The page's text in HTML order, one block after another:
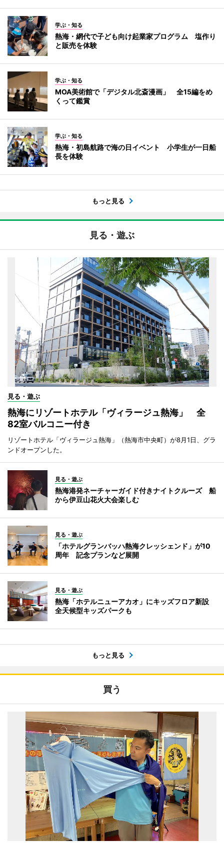
学ぶ・知る
熱海・網代で子ども向け起業家プログラム 塩作り
と販売を体験
学ぶ・知る
MOA美術館で「デジタル北斎漫画」 全15編をめ
くって鑑賞
学ぶ・知る
熱海・初島航路で海の日イベント 小学生が一日船
長を体験
もっと見る
見る・遊ぶ
見る・遊ぶ
熱海にリゾートホテル「ヴィラージュ熱海」 全
82室バルコニー付き
リゾートホテル「ヴィラージュ熱海」（熱海市中央町）が8月1日、グラ
ンドオープンした。
見る・遊ぶ
熱海港発ネーチャーガイド付きナイトクルーズ 船
から伊豆山花火大会楽しむ
見る・遊ぶ
「ホテルグランバッハ熱海クレッシェンド」が10
周年 記念プランなど展開
見る・遊ぶ
熱海「ホテルニューアカオ」にキッズフロア新設
全天候型キッズパークも
もっと見る
買う